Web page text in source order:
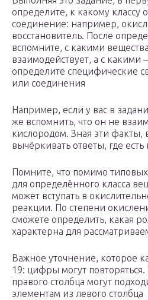
определите, к какому классу
соединение: например,
восстановитель. После
вспомните, с какими
взаимодействует, а с какими
определите специфические
или соединения
Например, если у вас в
же вспомнить, что он не
кислородом. Зная эти факты,
вычёркивать ответы, где есть
Помните, что помимо
для определённого класса
может вступать в
реакции. По степени
сможете определить, какая
характерна для
Важное уточнение, которое
19: цифры могут
правого столбца могут
элементам из левого столбца